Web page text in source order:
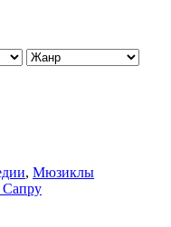
, Мюзиклы